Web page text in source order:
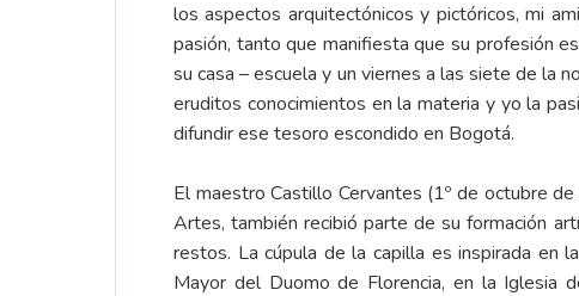
los aspectos arquitectónicos y pictóricos, mi
pasión, tanto que manifiesta que su profesión
su casa – escuela y un viernes a las siete de la
eruditos conocimientos en la materia y yo la
difundir ese tesoro escondido en Bogotá.
El maestro Castillo Cervantes (1º de octubre
Artes, también recibió parte de su formación
restos. La cúpula de la capilla es inspirada en
Mayor del Duomo de Florencia, en la Iglesia